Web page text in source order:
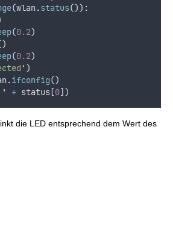
(wlan.status()):
(0.2)
(0.2)
' )
.ifconfig()
' + status [0])
die LED entsprechend dem Wert des